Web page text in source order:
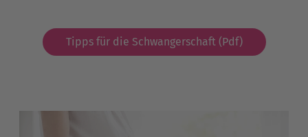
Tipps für die Schwangerschaft (Pdf)